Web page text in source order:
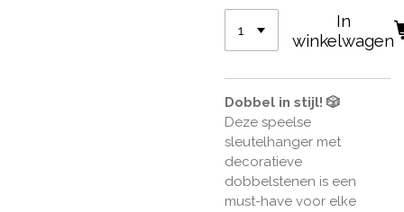
In
winkelwagen
Dobbel in stijl! 🎲
Deze speelse
sleutelhanger met
decoratieve
dobbelstenen is een
must-have voor elke